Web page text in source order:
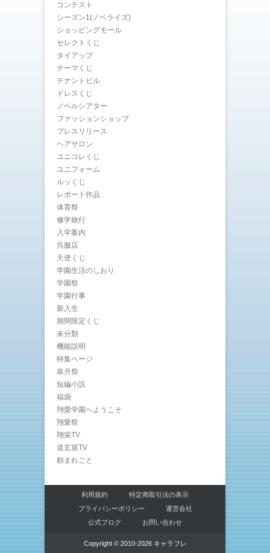
コンテスト
シーズン1(ノベライズ)
ショッピングモール
セレクトくじ
タイアップ
テーマくじ
テナントビル
ドレスくじ
ノベルシアター
ファッションショップ
プレスリリース
ヘアサロン
ユニコレくじ
ユニフォーム
ルッくじ
レポート作品
体育祭
修学旅行
入学案内
呉服店
天使くじ
学園生活のしおり
学園祭
学園行事
新入生
期間限定くじ
未分類
機能説明
特集ページ
皐月祭
短編小説
福袋
翔愛学園へようこそ
翔愛祭
翔栄TV
道玄坂TV
頼まれごと
利用規約
特定商取引法の表示
プライバシーポリシー
運営会社
公式ブログ
お問い合わせ
Copyright © 2010-2026 キャラフレ